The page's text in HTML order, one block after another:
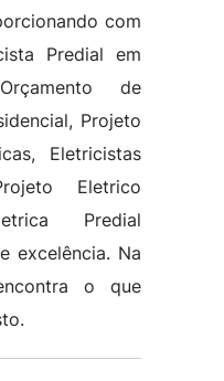
com
Predial em
de
Projeto
Eletricistas
Eletrico
Predial
excelência. Na
o que